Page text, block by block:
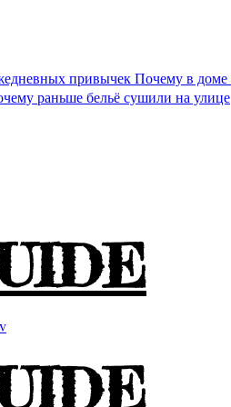
привычекПочему в доме
раньше бельё сушили на улице